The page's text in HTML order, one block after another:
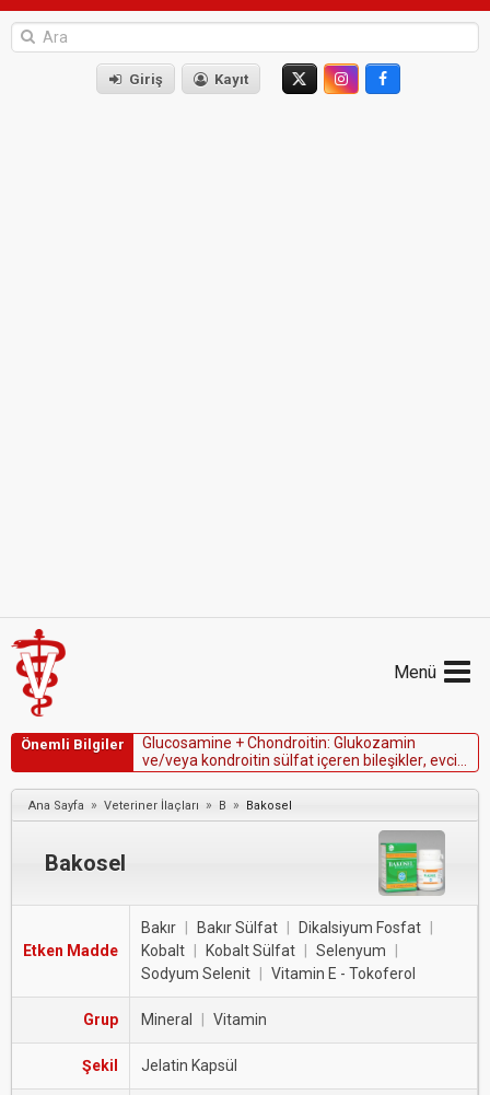
Giriş Kayıt
Menü
Önemli Bilgiler G ucosamine +Chondroitin: G ukozamin
ve/veya kondroitin sü fatiçeren bi eşiker, evci
hayvanlardaosteoartritveyadiğerağrılı
durumlarıntedavisindeyararlıdır.
Ana Sayfa » Veteriner İlaçları » B » Bakosel
Bakosel
Etken Madde
Bakır Bakır Sülfat Dikalsiyum Fosfat
Kobalt
Kobalt Sülfat Selenyum
Sodyum Selenit
Vitamin E - Tokoferol
Grup Mineral Vitamin
Şekil Jelatin Kapsül